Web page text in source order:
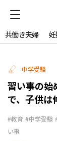
共働き夫婦
中学受験
習い事の始
で、子供は
#教育 #中学受験
い事